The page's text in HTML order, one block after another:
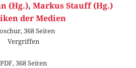
(Hg.), Markus Stauff (Hg.)
der Medien
368 Seiten
Vergriffen
PDF, 368 Seiten